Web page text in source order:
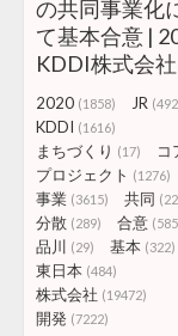
の共同事業化
て基本合意 |
KDDI株式会社
2020 (1858) JR
KDDI (1616)
まちづくり (17) コ
プロジェクト (1276)
事業 (3615) 共同
分散 (289) 合意
品川 (29) 基本 (322)
東日本 (484)
株式会社 (19472)
開発 (7222)